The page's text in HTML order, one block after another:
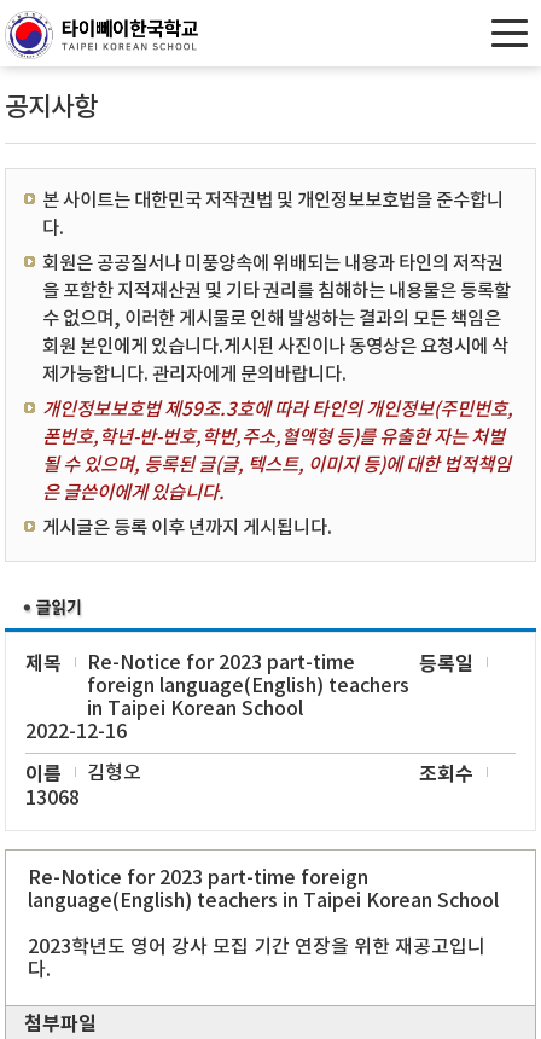
공지사항
본 사이트는 대한민국 저작권법 및 개인정보보호법을 준수합니
다.
회원은 공공질서나 미풍양속에 위배되는 내용과 타인의 저작권
을 포함한 지적재산권 및 기타 권리를 침해하는 내용물은 등록할
수 없으며, 이러한 게시물로 인해 발생하는 결과의 모든 책임은
회원 본인에게 있습니다.게시된 사진이나 동영상은 요청시에 삭
제가능합니다. 관리자에게 문의바랍니다.
개인정보보호법 제59조.3호에 따라 타인의 개인정보(주민번호,
폰번호,학년-반-번호,학번,주소,혈액형 등)를 유출한 자는 처벌
될 수 있으며, 등록된 글(글, 텍스트, 이미지 등)에 대한 법적책임
은 글쓴이에게 있습니다.
게시글은 등록 이후 년까지 게시됩니다.
제목
Re-Notice for 2023 part-time
foreign language(English) teachers
in Taipei Korean School
등록일
2022-12-16
이름 김형오 조회수
13068
Re-Notice for 2023 part-time foreign
language(English) teachers in Taipei Korean School
2023학년도 영어 강사 모집 기간 연장을 위한 재공고입니
다.
첨부파일